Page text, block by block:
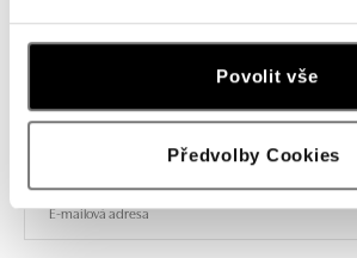
Povolit vše
Předvolby Cookies
Přihlášení k odběru
Objevte nejnovější kolekce, novinky a